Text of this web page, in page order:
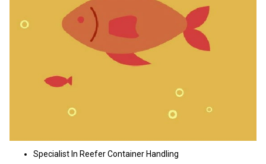
Specialist In Reefer Container Handling